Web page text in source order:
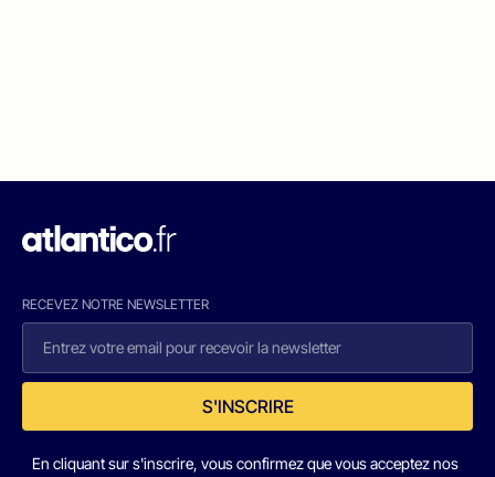
RECEVEZ NOTRE NEWSLETTER
S'INSCRIRE
En cliquant sur s'inscrire, vous confirmez que vous acceptez nos